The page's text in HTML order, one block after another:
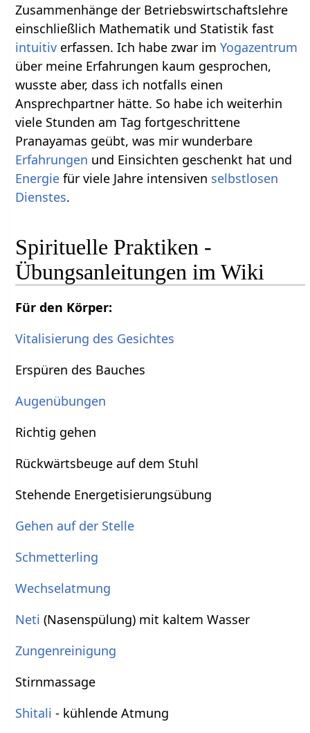
Zusammenhänge der Betriebswirtschaftslehre
einschließlich Mathematik und Statistik fast
intuitiv erfassen. Ich habe zwar imYogazentrum
über meine Erfahrungen kaum gesprochen,
wusste aber, dass ich notfalls einen
Ansprechpartner hätte. So habe ich weiterhin
viele Stunden am Tag fortgeschrittene
Pranayamas geübt, was mir wunderbare
Erfahrungen und Einsichten geschenkt hat und
Energie für viele Jahre intensiven selbstlosen
Dienstes.
Spirituelle Praktiken -
Übungsanleitungen im Wiki
Für den Körper:
Vitalisierung des Gesichtes
Erspüren des Bauches
Augenübungen
Richtig gehen
Rückwärtsbeuge auf dem Stuhl
Stehende Energetisierungsübung
Gehen auf der Stelle
Schmetterling
Wechselatmung
Neti (Nasenspülung) mit kaltem Wasser
Zungenreinigung
Stirnmassage
Shitali - kühlende Atmung